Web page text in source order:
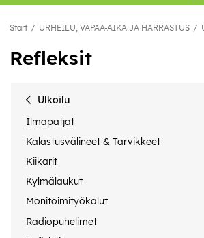
Start URHEILU, VAPAA-AIKA JA HARRASTUS
Refleksit
Ulkoilu
Ilmapatjat
Kalastusvälineet & Tarvikkeet
Kiikarit
Kylmälaukut
Monitoimityökalut
Radiopuhelimet